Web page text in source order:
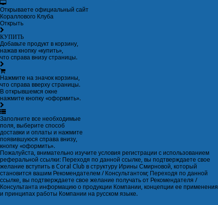
Открываете официальный сайт
Кораллового Клуба
Открыть
КУПИТЬ
Добавьте продукт в корзину,
нажав кнопку «купить»,
что справа внизу страницы.
Нажмите на значок корзины,
что справа вверху страницы.
В открывшемся окне
нажмите кнопку «оформить».
Заполните все необходимые
поля, выберите способ
доставки и оплаты и нажмите
появившуюся справа внизу,
кнопку «оформить».
Пожалуйста, внимательно изучите условия регистрации с использованием
реферальной ссылки: Переходя по данной ссылке, вы подтверждаете свое
желание вступить в Coral Club в структуру Ирины Смирновой, который
становится вашим Рекомендателем / Консультантом; Переходя по данной
ссылке, вы подтверждаете свое желание получать от Рекомендателя /
Консультанта информацию о продукции Компании, концепции ее применения
и принципах работы Компании на русском языке.